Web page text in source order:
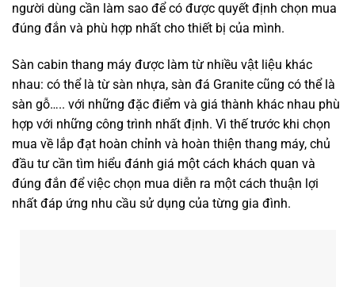
người dùng cần làm sao để có được quyết định chọn mua
đúng đắn và phù hợp nhất cho thiết bị của mình.
Sàn cabin thang máy được làm từ nhiều vật liệu khác
nhau: có thể là từ sàn nhựa, sàn đá Granite cũng có thể là
sàn gỗ….. với những đặc điểm và giá thành khác nhau phù
hợp với những công trình nhất định. Vì thế trước khi chọn
mua về lắp đạt hoàn chỉnh và hoàn thiện thang máy, chủ
đầu tư cần tìm hiểu đánh giá một cách khách quan và
đúng đắn để việc chọn mua diễn ra một cách thuận lợi
nhất đáp ứng nhu cầu sử dụng của từng gia đình.